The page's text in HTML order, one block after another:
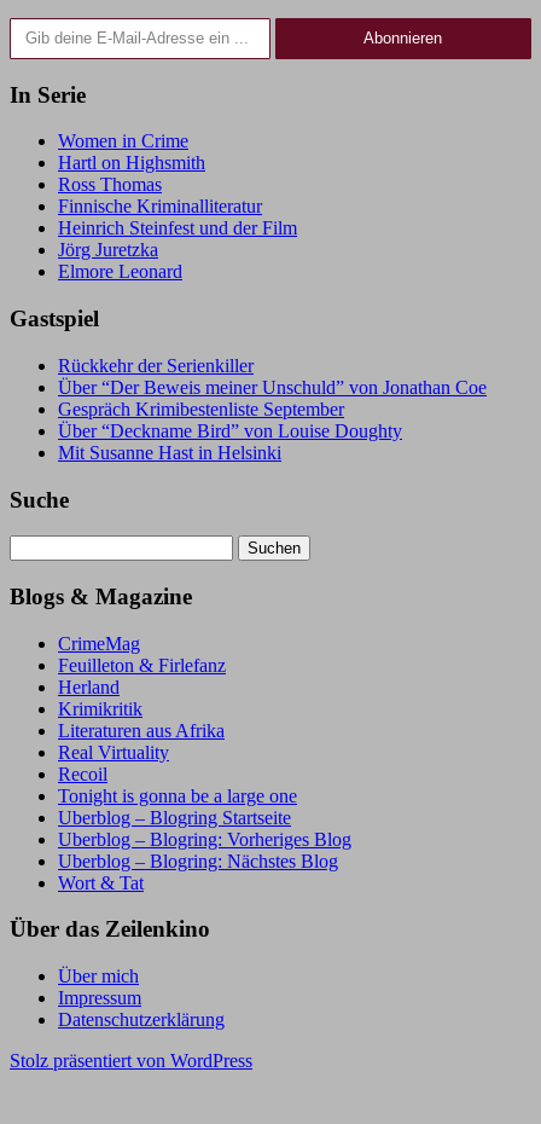
Gib deine E-Mail-Adresse ein ...
Abonnieren
In Serie
Women in Crime
Hartl on Highsmith
Ross Thomas
Finnische Kriminalliteratur
Heinrich Steinfest und der Film
Jörg Juretzka
Elmore Leonard
Gastspiel
Rückkehr der Serienkiller
Über “Der Beweis meiner Unschuld” von Jonathan Coe
Gespräch Krimibestenliste September
Über “Deckname Bird” von Louise Doughty
Mit Susanne Hast in Helsinki
Suche
nach:
Blogs & Magazine
CrimeMag
Feuilleton & Firlefanz
Herland
Krimikritik
Literaturen aus Afrika
Real Virtuality
Recoil
Tonight is gonna be a large one
Uberblog – Blogring Startseite
Uberblog – Blogring: Vorheriges Blog
Uberblog – Blogring: Nächstes Blog
Wort & Tat
Über das Zeilenkino
Über mich
Impressum
Datenschutzerklärung
Stolz präsentiert von WordPress